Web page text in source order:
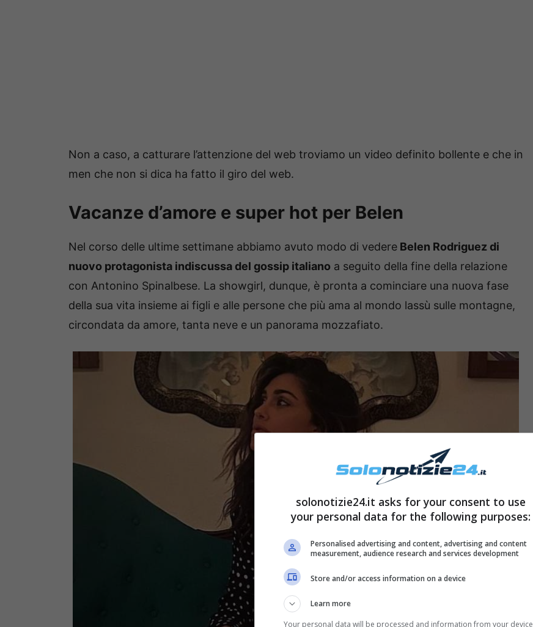
Non a caso, a catturare l’attenzione del web troviamo un video definito bollente e che in
men che non si dica ha fatto il giro del web.
Vacanze d’amore e super hot per Belen
Nel corso delle ultime settimane abbiamo avuto modo di vedere Belen Rodriguez di
nuovo protagonista indiscussa del gossip italiano a seguito della fine della relazione
con Antonino Spinalbese. La showgirl, dunque, è pronta a cominciare una nuova fase
della sua vita insieme ai figli e alle persone che più ama al mondo lassù sulle montagne,
circondata da amore, tanta neve e un panorama mozzafiato.
solonotizie24.it asks for your consent to use
your personal data for the following purposes:
Personalised advertising and content, advertising and content
measurement, audience research and services development
Store and/or access information on a device
Learn more
Your personal data will be processed and information from your device